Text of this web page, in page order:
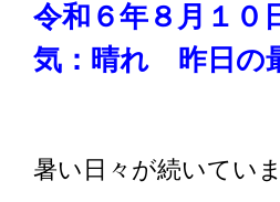
令和６年８月１
気：晴れ 昨日の
暑い日々が続いていま